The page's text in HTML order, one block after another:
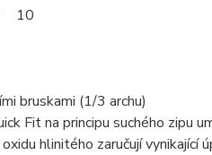
10
bruskami (1/3 archu)
Fit na principu suchého zipu
hlinitého zaručují vynikající